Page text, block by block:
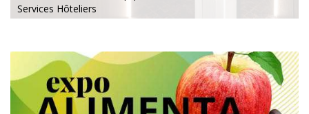
Services Hôteliers
Du 4 au 5 novembre 2026 - EXPONOR, Matosinhos, Porto